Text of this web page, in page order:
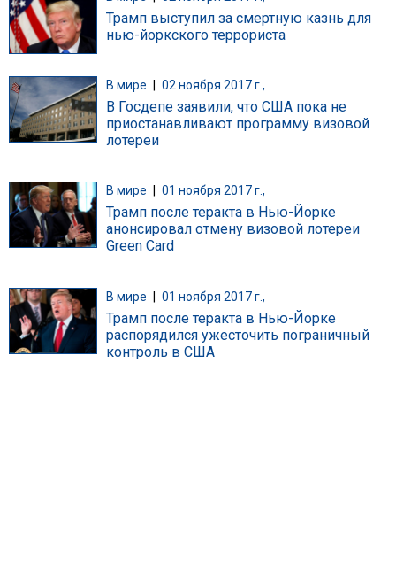
Трамп выступил за смертную казнь для
нью-йоркского террориста
В мире 02 ноября 2017 г.,
В Госдепе заявили, что США пока не
приостанавливают программу визовой
лотереи
В мире 01 ноября 2017 г.,
Трамп после теракта в Нью-Йорке
анонсировал отмену визовой лотереи
Green Card
В мире | 01 ноября 2017 г.,
Трамп после теракта в Нью-Йорке
распорядился ужесточить пограничный
контроль в США